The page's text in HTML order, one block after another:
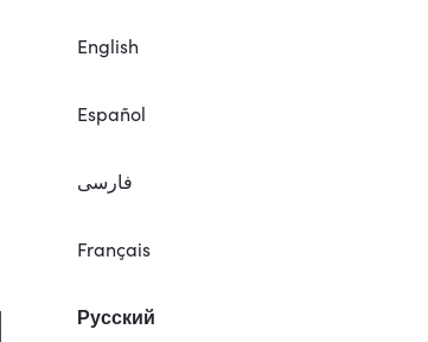
English
Español
فارسی
Français
Русский